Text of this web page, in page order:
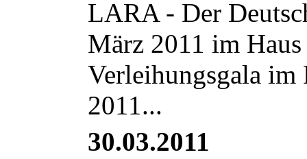
LARA - Der
März 2011 im
Verleihungsgala
2011...
30.03.2011